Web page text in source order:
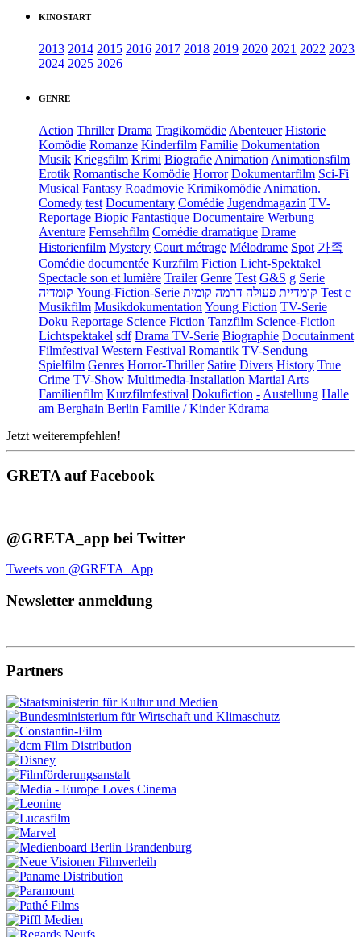
KINOSTART
2013 2014 2015 2016 2017 2018 2019 2020 2021 2022 2023
2024 2025 2026
GENRE
Action Thriller Drama TragikomödieAbenteuer Historie
Komödie Romanze Kinderfilm Familie Dokumentation
Musik Kriegsfilm Krimi BiografieAnimationAnimationsfilm
Erotik Romantische Komödie Horror Dokumentarfilm Sci-Fi
Musical Fantasy Roadmovie KrimikomödieAnimation.
Comedy test Documentary Comédie Jugendmagazin TV-
Reportage Biopic Fantastique Documentaire Werbung
Aventure Fernsehfilm Comédie dramatique Drame
Historienfilm Mystery Court métrage Mélodrame Spot 가족
Comédie documentée Kurzfilm Fiction Licht-Spektakel
Spectacle son et lumière Trailer Genre Test G&S g Serie
קומדיה Young-Fiction-Serie קומדיית פעולה דרמה קומית
Test c
Musikfilm MusikdokumentationYoung Fiction TV-Serie
Doku Reportage Science Fiction Tanzfilm Science-Fiction
Lichtspektakel sdf Drama TV-Serie Biographie Docutainment
Filmfestival Western Festival Romantik TV-Sendung
Spielfilm Genres Horror-Thriller Satire Divers History True
Crime TV-Show Multimedia-Installation Martial Arts
Familienfilm Kurzfilmfestival Dokufiction -Austellung Halle
am Berghain Berlin Familie / Kinder Kdrama
Jetzt weiterempfehlen!
GRETA auf Facebook
@GRETA_app bei Twitter
Tweets von @GRETA_App
Newsletter anmeldung
Partners